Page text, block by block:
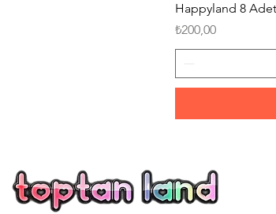
Happyland 8
Fiyat
₺200,00